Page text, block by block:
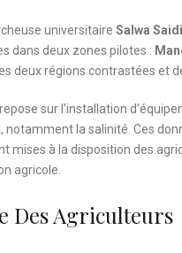
universitaire Salwa Saidi
dans deux zones pilotes :
deux régions contrastées et
sur l’installation
notamment la salinité. Ces
mises à la disposition des
agricole.
Des Agriculteurs